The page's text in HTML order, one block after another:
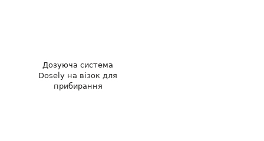
Дозуюча система
Dosely на візок для
прибирання